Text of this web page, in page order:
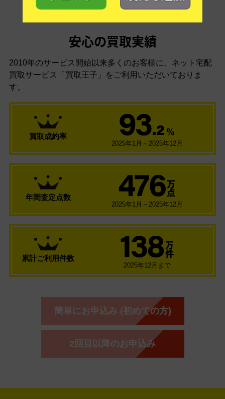
安心の買取実績
2010年のサービス開始以来多くのお客様に、 ネット宅配
買取サービス「買取王子」をご利用いただいておりま
す。
買取成約率 93.2 ％
2025年1月～2025年12月
年間査定点数 476 万
点
2025年1月～2025年12月
累計ご利用件数 138 万
件
2025年12月まで
簡単にお申込み (初めての方)
2回目以降のお申込み